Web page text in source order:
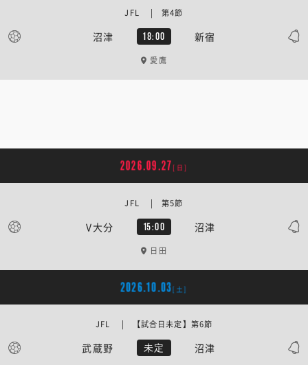
沼津 18:00 新宿
JFL | 第4節
愛鷹
2026.09.27 [日]
V大分 15:00 沼津
JFL | 第5節
日田
2026.10.03[土]
武蔵野 未定 沼津
JFL | 【試合日未定】第6節